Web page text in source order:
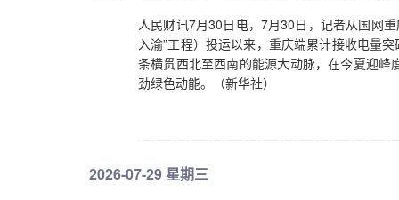
人民财讯7月30日电，7月30日，记者从国网
入渝”工程）投运以来，重庆端累计接收电量
条横贯西北至西南的能源大动脉，在今夏迎
劲绿色动能。（新华社）
2026-07-29 星期三